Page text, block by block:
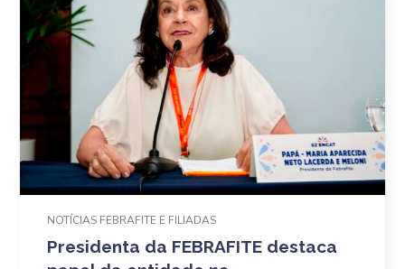
NOTÍCIAS FEBRAFITE E FILIADAS
Presidenta da FEBRAFITE destaca